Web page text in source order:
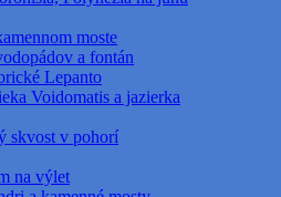
moste
a fontán
Lepanto
Voidomatis a jazierka
skvost v pohorí
na výlet